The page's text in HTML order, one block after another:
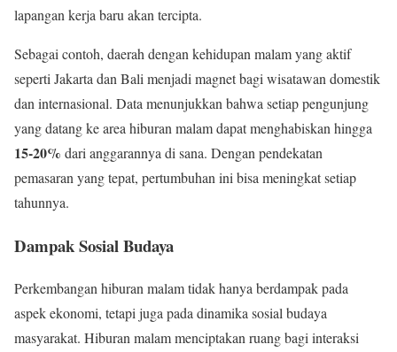
lapangan kerja baru akan tercipta.
Sebagai contoh, daerah dengan kehidupan malam yang aktif
seperti Jakarta dan Bali menjadi magnet bagi wisatawan domestik
dan internasional. Data menunjukkan bahwa setiap pengunjung
yang datang ke area hiburan malam dapat menghabiskan hingga
15-20% dari anggarannya di sana. Dengan pendekatan
pemasaran yang tepat, pertumbuhan ini bisa meningkat setiap
tahunnya.
Dampak Sosial Budaya
Perkembangan hiburan malam tidak hanya berdampak pada
aspek ekonomi, tetapi juga pada dinamika sosial budaya
masyarakat. Hiburan malam menciptakan ruang bagi interaksi